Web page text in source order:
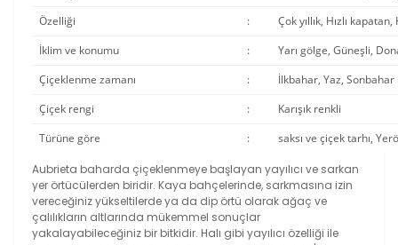
Özelliği
:
Çok yıllık, Hızlı
İklim ve konumu
:
Yarı gölge, Güneşli,
Çiçeklenme zamanı
:
İlkbahar, Yaz, Sonbahar
Çiçek rengi
:
Karışık renkli
Türüne göre
: saksı ve çiçek tarhı,
Aubrieta baharda çiçeklenmeye başlayan yayılıcı ve sarkan
yer örtücülerden biridir. Kaya bahçelerinde, sarkmasına izin
vereceğiniz yükseltilerde ya da dip örtü olarak ağaç ve
çalılıkların altlarında mükemmel sonuçlar
yakalayabileceğiniz bir bitkidir. Halı gibi yayılıcı özelliği ile